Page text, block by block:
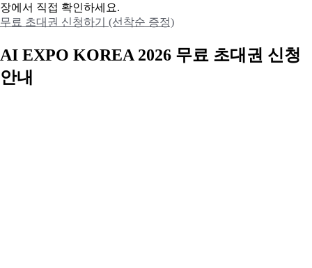
장에서 직접 확인하세요.
무료 초대권 신청하기 (선착순 증정)
AI EXPO KOREA 2026 무료 초대권 신청
안내